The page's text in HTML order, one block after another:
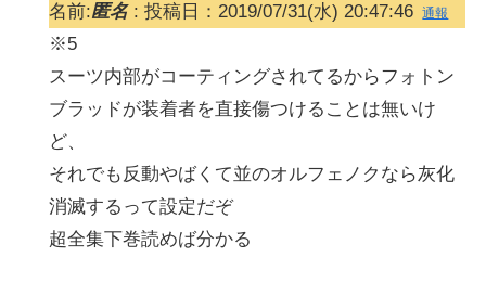
名前:匿名: 投稿日：2019/07/31(水) 20:47:46 通報
※5
スーツ内部がコーティングされてるからフォトン
ブラッドが装着者を直接傷つけることは無いけ
ど、
それでも反動やばくて並のオルフェノクなら灰化
消滅するって設定だぞ
超全集下巻読めば分かる